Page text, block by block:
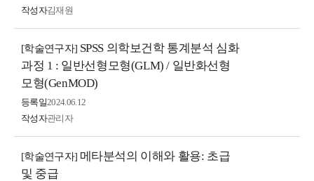
작성자김재원
[학술연구자] SPSS 의학보건학 통계분석 심화
과정 1 : 일반선형모형(GLM) / 일반화선형
모형(GenMOD)
등록일2024.06.12
작성자관리자
[학술연구자] 메타분석의 이해와 활용: 초급
및 중급